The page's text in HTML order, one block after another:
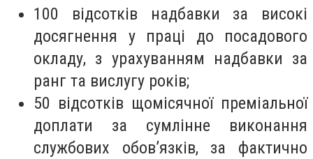
100 відсотків надбавки за високі
досягнення у праці до посадового
окладу, з урахуванням надбавки за
ранг та вислугу років;
50 відсотків щомісячної преміальної
доплати за сумлінне виконання
службових обов’язків, за фактично